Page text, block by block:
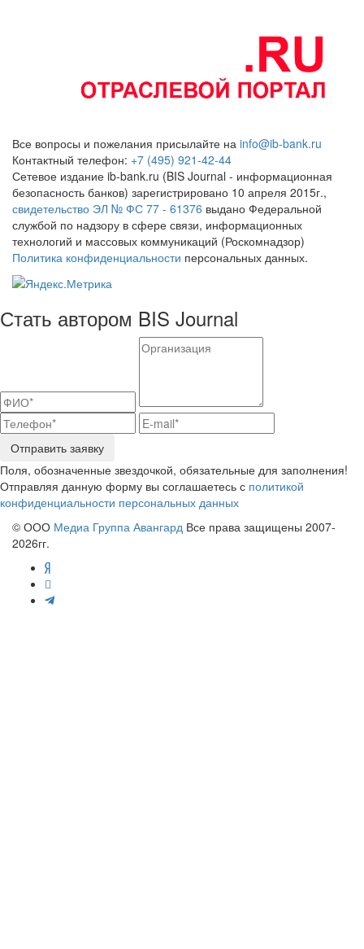
Все вопросы и пожелания присылайте на info@ib-bank.ru
Контактный телефон: +7 (495) 921-42-44
Сетевое издание ib-bank.ru (BIS Journal - информационная
безопасность банков) зарегистрировано 10 апреля 2015г.,
свидетельство ЭЛ № ФС 77 - 61376 выдано Федеральной
службой по надзору в сфере связи, информационных
технологий и массовых коммуникаций (Роскомнадзор)
Политика конфиденциальности персональных данных.
Стать автором BIS Journal
Отправить заявку
Поля, обозначенные звездочкой, обязательные для заполнения!
Отправляя данную форму вы соглашаетесь с политикой
конфиденциальности персональных данных
© ООО Медиа Группа Авангард Все права защищены 2007-
2026гг.